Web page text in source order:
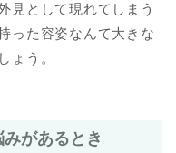
見として現れてしまう
った容姿なんて大きな
ょう。
があるとき